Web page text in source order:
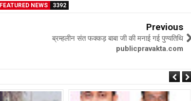
FEATURED NEWS 3392
Previous
ब्रम्हलीन संत फक्कड़ बाबा जी की मनाई गई पुण्यतिथि
publicpravakta.com